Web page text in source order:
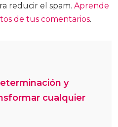
reducir el spam. Aprende
de tus comentarios.
y
cualquier